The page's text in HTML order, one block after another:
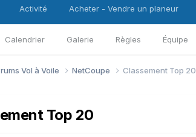
Calendrier Galerie Règles Équipe
Activité Acheter - Vendre un planeur
Vol à Voile NetCoupe Classement Top 20
Top 20